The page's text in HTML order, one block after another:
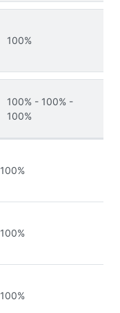
100%
100% - 100% -
100%
100%
100%
100%